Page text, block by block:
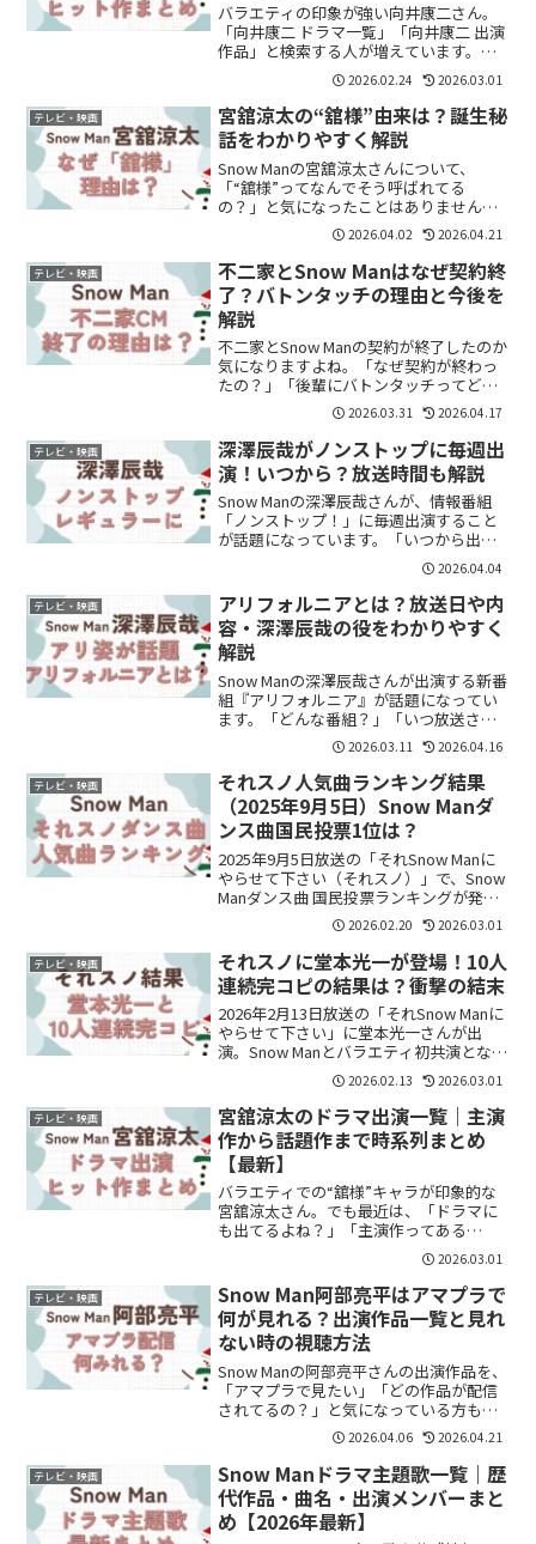
バラエティの印象が強い向井康二さん。
「向井康二 ドラマ一覧」「向井康二 出演
作品」と検索する人が増えています。で
も最近はドラマで見かける機会も増え
て、「刑事役やってるよね？」「主演も
あるの？」と気になっている人も多いは
ず。気づけば、出演作は...
2026.02.24 2026.03.01
テレビ・映画
宮舘涼太の“舘様”由来は？誕生秘
話をわかりやすく解説
Snow Manの宮舘涼太さんについて、
「“舘様”ってなんでそう呼ばれてる
の？」と気になったことはありません
か？最近ファンになった方ほど、気にな
るポイントですよね。結論から言う
と、“舘様”という呼び方はファンとのや
り取りをきっかけに生まれ、...
2026.04.02 2026.04.21
テレビ・映画
不二家とSnow Manはなぜ契約終
了？バトンタッチの理由と今後を
解説
不二家とSnow Manの契約が終了したのか
気になりますよね。「なぜ契約が終わっ
たの？」「後輩にバトンタッチってどう
いうこと？」と疑問に感じている方も多
いと思います。結論からいうと、今回の
契約終了は“問題ではなく自然な世代交代
の可能性が高い...
2026.03.31 2026.04.17
テレビ・映画
深澤辰哉がノンストップに毎週出
演！いつから？放送時間も解説
Snow Manの深澤辰哉さんが、情報番組
「ノンストップ！」に毎週出演すること
が話題になっています。「いつから出
演？」「毎週ってレギュラー？」と気に
なっている方も多いのではないでしょう
か。結論から言うと、深澤辰哉さんは
2026年3月30日か...
2026.04.04
テレビ・映画
アリフォルニアとは？放送日や内
容・深澤辰哉の役をわかりやすく
解説
Snow Manの深澤辰哉さんが出演する新番
組『アリフォルニア』が話題になってい
ます。「どんな番組？」「いつ放送され
るの？」と気になる方も多いのではない
でしょうか。この記事では、番組の内容
や放送日、深澤辰哉さんの役どころ、視
聴方法まで分かり...
2026.03.11 2026.04.16
テレビ・映画
それスノ人気曲ランキング結果
（2025年9月5日）Snow Manダ
ンス曲国民投票1位は？
2025年9月5日放送の「それSnow Manに
やらせて下さい（それスノ）」で、Snow
Manダンス曲 国民投票ランキングが発表
されました。「人気曲はどれ？」「1位
は？」「上位曲を知りたい」気になりま
すよね。放送内容を分かりやすくまとめ
ま...
2026.02.20 2026.03.01
テレビ・映画
それスノに堂本光一が登場！10人
連続完コピの結果は？衝撃の結末
2026年2月13日放送の「それSnow Manに
やらせて下さい」に堂本光一さんが出
演。Snow Manとバラエティ初共演となっ
た今回、人気企画「10人連続完コピチャ
レンジ」に挑戦しました。結果は――歌ジャ
ストのみ1発成功。他チャレンジは惜...
2026.02.13 2026.03.01
テレビ・映画
宮舘涼太のドラマ出演一覧｜主演
作から話題作まで時系列まとめ
【最新】
バラエティでの“舘様”キャラが印象的な
宮舘涼太さん。でも最近は、「ドラマに
も出てるよね？」「主演作ってある
の？」と気になって検索する人も増えて
います。気づけば、時代劇から現代劇、
そして主演作まで。ここでは、宮舘涼太
さんのドラマ出演作を時系列...
2026.03.01
テレビ・映画
Snow Man阿部亮平はアマプラで
何が見れる？出演作品一覧と見れ
ない時の視聴方法
Snow Manの阿部亮平さんの出演作品を、
「アマプラで見たい」「どの作品が配信
されてるの？」と気になっている方も多
いのではないでしょうか。結論からいう
と、阿部亮平さんの出演作品はアマプラ
で見られるものもありますが、配信は期
間限定のことが多...
2026.04.06 2026.04.21
テレビ・映画
Snow Manドラマ主題歌一覧｜歴
代作品・曲名・出演メンバーまと
め【2026年最新】